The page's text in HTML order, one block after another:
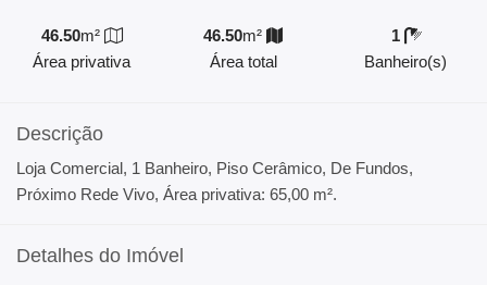
46.50m²
Área privativa
46.50m²
Área total
1
Banheiro(s)
Descrição
Loja Comercial, 1 Banheiro, Piso Cerâmico, De Fundos,
Próximo Rede Vivo, Área privativa: 65,00 m².
Detalhes do Imóvel